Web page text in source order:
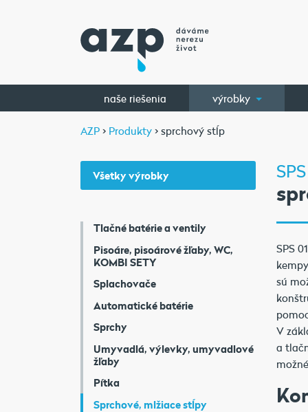
naše riešenia výrobky
AZP > Produkty > sprchový stĺp
Všetky výrobky
Tlačné batérie a ventily
Pisoáre, pisoárové žľaby, WC,
KOMBI SETY
Splachovače
Automatické batérie
Sprchy
Umyvadlá, výlevky, umyvadlové
žľaby
Pítka
Sprchové, mlžiace stĺpy
SPS
sú
V
a